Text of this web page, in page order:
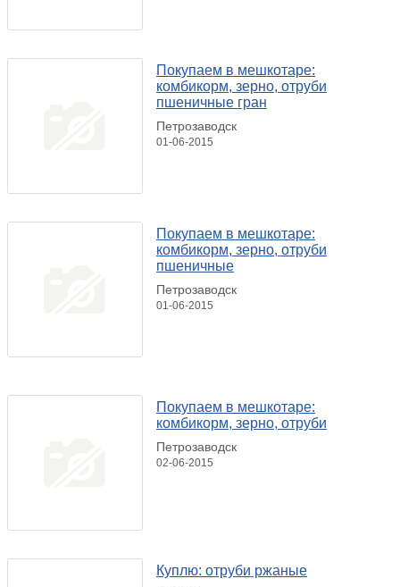
Покупаем в мешкотаре:
комбикорм, зерно, отруби
пшеничные гран
Петрозаводск
01-06-2015
Покупаем в мешкотаре:
комбикорм, зерно, отруби
пшеничные
Петрозаводск
01-06-2015
Покупаем в мешкотаре:
комбикорм, зерно, отруби
Петрозаводск
02-06-2015
Куплю: отруби ржаные